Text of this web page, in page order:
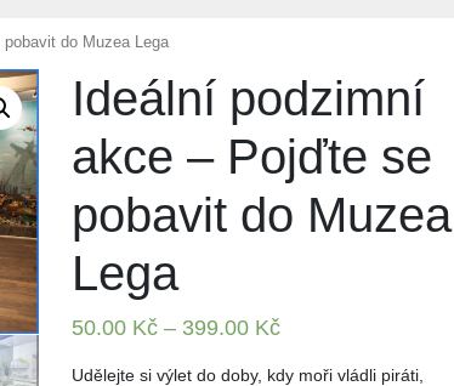
do Muzea Lega
Ideální podzimní
akce – Pojďte se
pobavit do Muzea
Lega
50.00 Kč – 399.00 Kč
Udělejte si výlet do doby, kdy moři vládli piráti,